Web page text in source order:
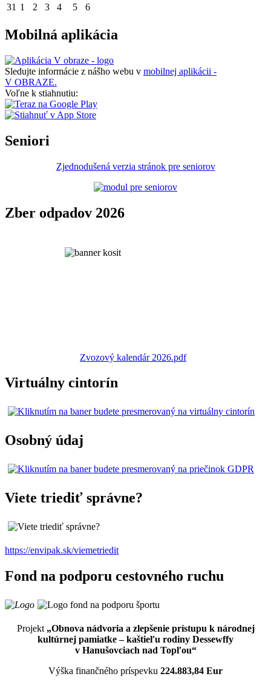
31 1 2 3 4 5 6
Mobilná aplikácia
Sledujte informácie z nášho webu v mobilnej aplikácii -
V OBRAZE.
Voľne k stiahnutiu:
Seniori
Zjednodušená verzia stránok pre seniorov
Zber odpadov 2026
Zvozový kalendár 2026.pdf
Virtuálny cintorín
Osobný údaj
Viete triediť správne?
https://envipak.sk/viemetriedit
Fond na podporu cestovného ruchu
Projekt „Obnova nádvoria a zlepšenie prístupu k národnej
kultúrnej pamiatke – kaštieľu rodiny Dessewffy
v Hanušovciach nad Topľou“
Výška finančného príspevku 224.883,84 Eur